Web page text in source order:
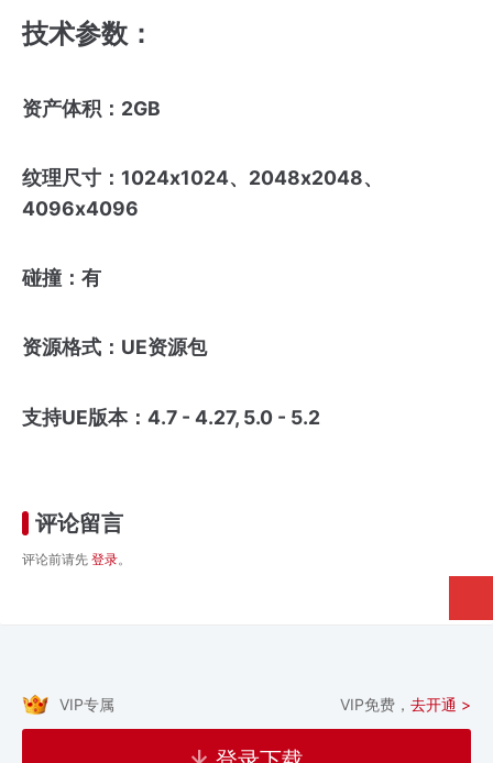
技术参数：
资产体积：2GB
纹理尺寸：1024x1024、2048x2048、
4096x4096
碰撞：有
资源格式：UE资源包
支持UE版本：4.7 - 4.27, 5.0 - 5.2
评论留言
评论前请先 登录。
VIP专属 VIP免费， 去开通 >